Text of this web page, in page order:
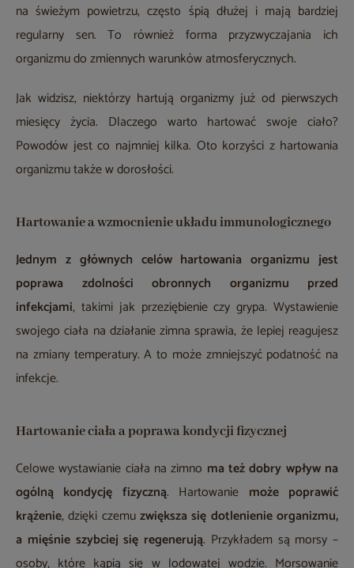
na świeżym powietrzu, często śpią dłużej i mają bardziej
regularny sen. To również forma przyzwyczajania ich
organizmu do zmiennych warunków atmosferycznych.
Jak widzisz, niektórzy hartują organizmy już od pierwszych
miesięcy życia. Dlaczego warto hartować swoje ciało?
Powodów jest co najmniej kilka. Oto korzyści z hartowania
organizmu także w dorosłości.
Hartowanie a wzmocnienie układu immunologicznego
Jednym z głównych celów hartowania organizmu jest
poprawa zdolności obronnych organizmu przed
infekcjami, takimi jak przeziębienie czy grypa. Wystawienie
swojego ciała na działanie zimna sprawia, że lepiej reagujesz
na zmiany temperatury. A to może zmniejszyć podatność na
infekcje.
Hartowanie ciała a poprawa kondycji fizycznej
Celowe wystawianie ciała na zimno ma też dobry wpływ na
ogólną kondycję fizyczną. Hartowanie może poprawić
krążenie, dzięki czemuzwiększa się dotlenienie organizmu,
a mięśnie szybciej się regenerują. Przykładem są morsy –